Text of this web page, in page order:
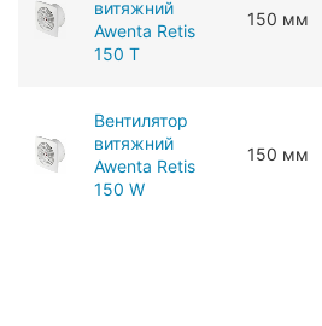
витяжний
Awenta Retis
150 T
150 мм
Вентилятор
витяжний
Awenta Retis
150 W
150 мм